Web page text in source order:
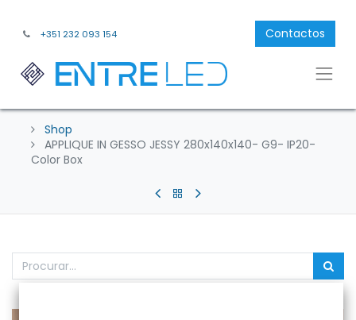
+351 232 093 154 Contactos
Shop
APPLIQUE IN GESSO JESSY 280x140x140- G9- IP20-
Color Box